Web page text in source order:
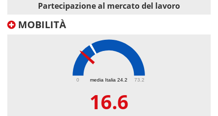
Partecipazione al mercato del lavoro
MOBILITÀ
media Italia 24.2
0 73.2
16.6